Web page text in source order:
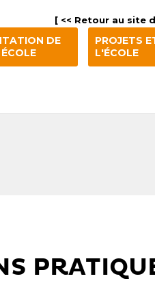
[ << Retour au site
DE
PROJETS
L'ÉCOLE